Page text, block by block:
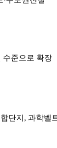
수준으로 확장
단지, 과학벨